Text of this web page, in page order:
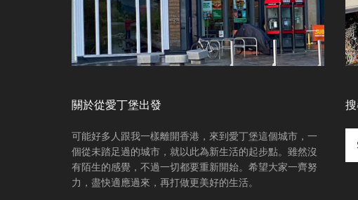
關於從愛丁堡出發
可能好多人跟我一樣離開香港，來到愛丁堡這個城市，一
個從未踏足過的城市，就以此為新生活的起步點。雖然沒
有陌生的感覺，不過一切都要重新開始。希望大家一齊努
力，盡快適應過來，再打做更美好的生活。
the